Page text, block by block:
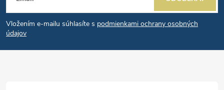
p
r
v
i
e
á
p
Vložením e-mailu súhlasíte s podmienkami ochrany osobných
údajov